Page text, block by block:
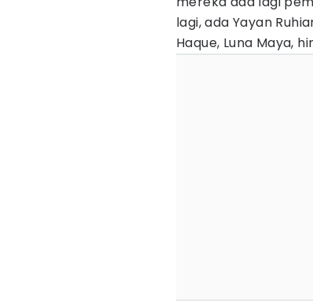
lagi, ada Yayan
Haque, Luna Maya,